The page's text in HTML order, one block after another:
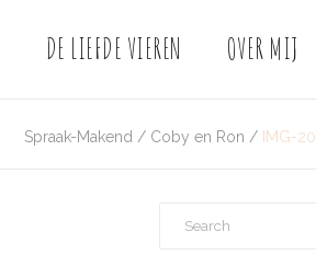
DE LIEFDE VIEREN OVER MIJ
Spraak-Makend / Coby en Ron / IMG-